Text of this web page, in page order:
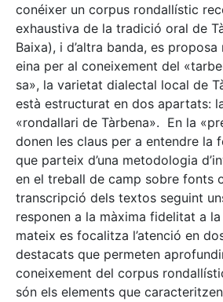
conéixer un corpus rondallístic
exhaustiva de la tradició oral de
Baixa), i d’altra banda, es
eina per al coneixement del
sa», la varietat dialectal local de
està estructurat en dos apartats:
«rondallari de Tàrbena». En la
donen les claus per a entendre la
que parteix d’una metodologia
en el treball de camp sobre fonts
transcripció dels textos seguint
responen a la màxima fidelitat a
mateix es focalitza l’atenció en
destacats que permeten
coneixement del corpus
són els elements que